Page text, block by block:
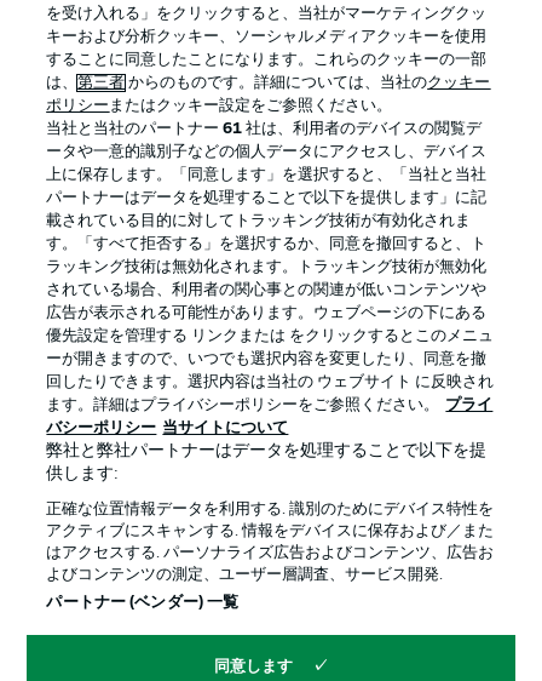
Official Partners
プライバシー・ポリシー 優先設定を管理する
利用条件 放送局
求人 選手
当サイトについて
© 2026 Bundesliga-Gruppe GmbH
言語をお選びください
を受け入れる」をクリックすると、当社がマーケティングクッ
キーおよび分析クッキー、ソーシャルメディアクッキーを使用
することに同意したことになります。これらのクッキーの一部
は、第三者 からのものです。詳細については、当社のクッキー
ポリシー またはクッキー設定をご参照ください。
当社と当社のパートナー61 社は、利用者のデバイスの閲覧デ
ータや一意的識別子などの個人データにアクセスし、デバイス
上に保存します。「同意します」を選択すると、「当社と当社
パートナーはデータを処理することで以下を提供します」に記
載されている目的に対してトラッキング技術が有効化されま
す。「すべて拒否する」を選択するか、同意を撤回すると、ト
ラッキング技術は無効化されます。トラッキング技術が無効化
されている場合、利用者の関心事との関連が低いコンテンツや
広告が表示される可能性があります。ウェブページの下にある
優先設定を管理する リンクまたは をクリックするとこのメニュ
ーが開きますので、いつでも選択内容を変更したり、同意を撤
回したりできます。選択内容は当社の ウェブサイト に反映され
ます。詳細はプライバシーポリシーをご参照ください。
プライ
バシーポリシー 当サイトについて
弊社と弊社パートナーはデータを処理することで以下を提
供します:
正確な位置情報データを利用する. 識別のためにデバイス特性を
アクティブにスキャンする. 情報をデバイスに保存および／また
はアクセスする. パーソナライズ広告およびコンテンツ、広告お
よびコンテンツの測定、ユーザー層調査、サービス開発.
パートナー (ベンダー) 一覧
同意します